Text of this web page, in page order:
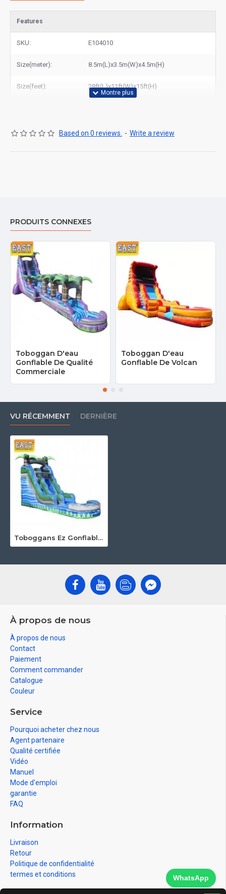
Features
SKU: E104010
Size(meter): 8.5m(L)x3.5m(W)x4.5m(H)
Size(feet): 28ft(L)x11ft(W)x15ft(H)
Based on 0 reviews. - Write a review
PRODUITS CONNEXES
Toboggan D'eau
Gonflable De Qualité
Commerciale
Toboggan D'eau
Gonflable De Volcan
VU RÉCEMMENT DERNIÈRE
Toboggans Ez Gonflables
À propos de nous
À propos de nous
Contact
Paiement
Comment commander
Catalogue
Couleur
Service
Pourquoi acheter chez nous
Agent partenaire
Qualité certifiée
Vidéo
Manuel
Mode d'emploi
garantie
FAQ
Information
Livraison
Retour
Politique de confidentialité
termes et conditions
WhatsApp